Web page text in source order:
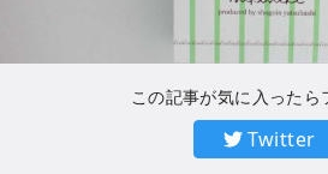
この記事が気に入ったら
Twitter